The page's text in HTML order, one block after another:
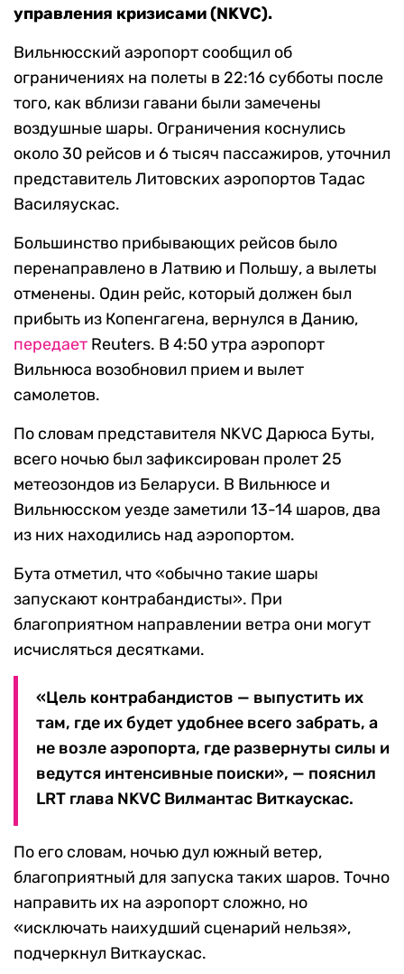
управления кризисами (NKVC).
Вильнюсский аэропорт сообщил об
ограничениях на полеты в 22:16 субботы после
того, как вблизи гавани были замечены
воздушные шары. Ограничения коснулись
около 30 рейсов и 6 тысяч пассажиров, уточнил
представитель Литовских аэропортов Тадас
Василяускас.
Большинство прибывающих рейсов было
перенаправлено в Латвию и Польшу, а вылеты
отменены. Один рейс, который должен был
прибыть из Копенгагена, вернулся в Данию,
передает Reuters. В 4:50 утра аэропорт
Вильнюса возобновил прием и вылет
самолетов.
По словам представителя NKVC Дарюса Буты,
всего ночью был зафиксирован пролет 25
метеозондов из Беларуси. В Вильнюсе и
Вильнюсском уезде заметили 13-14 шаров, два
из них находились над аэропортом.
Бута отметил, что «обычно такие шары
запускают контрабандисты». При
благоприятном направлении ветра они могут
исчисляться десятками.
«Цель контрабандистов — выпустить их
там, где их будет удобнее всего забрать, а
не возле аэропорта, где развернуты силы и
ведутся интенсивные поиски», — пояснил
LRT глава NKVC Вилмантас Виткаускас.
По его словам, ночью дул южный ветер,
благоприятный для запуска таких шаров. Точно
направить их на аэропорт сложно, но
«исключать наихудший сценарий нельзя»,
подчеркнул Виткаускас.